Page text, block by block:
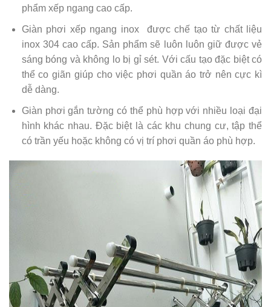
phẩm xếp ngang cao cấp.
Giàn phơi xếp ngang inox được chế tạo từ chất liệu
inox 304 cao cấp. Sản phẩm sẽ luôn luôn giữ được vẻ
sáng bóng và không lo bị gỉ sét. Với cấu tạo đặc biệt có
thể co giãn giúp cho việc phơi quần áo trở nên cực kì
dễ dàng.
Giàn phơi gắn tường có thể phù hợp với nhiều loại đại
hình khác nhau. Đặc biệt là các khu chung cư, tập thể
có trần yếu hoặc không có vị trí phơi quần áo phù hợp.